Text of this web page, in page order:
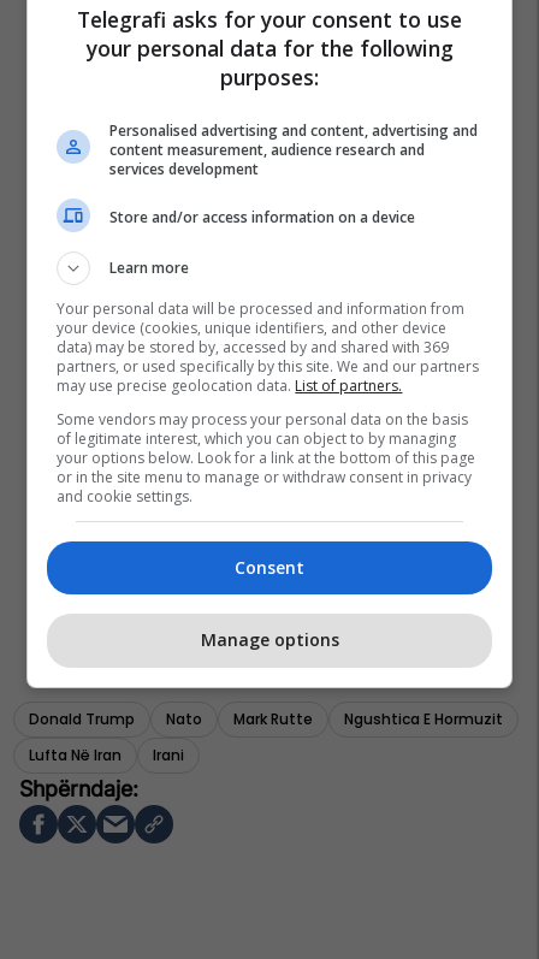
Donald Trump Nato Mark Rutte
Ngushtica E Hormuzit
Lufta Në Iran
Irani
Telegrafi asks for your consent to use
your personal data for the following
purposes:
Personalised advertising and content, advertising and
content measurement, audience research and
services development
Store and/or access information on a device
Learn more
Your personal data will be processed and information from
your device (cookies, unique identifiers, and other device
data) may be stored by, accessed by and shared with 369
partners, or used specifically by this site. We and our partners
may use precise geolocation data. List of partners.
Some vendors may process your personal data on the basis
of legitimate interest, which you can object to by managing
your options below. Look for a link at the bottom of this page
or in the site menu to manage or withdraw consent in privacy
and cookie settings.
Consent
Manage options